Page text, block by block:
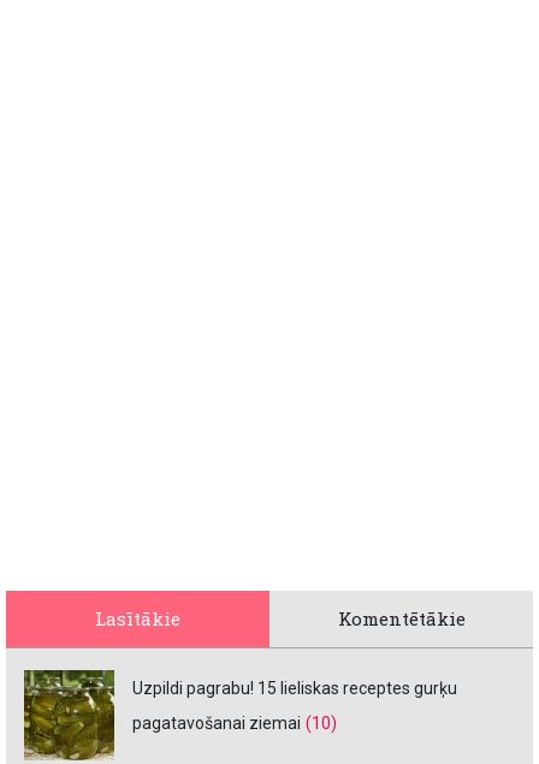
Lasītākie Komentētākie
Uzpildi pagrabu! 15 lieliskas receptes gurķu
pagatavošanai ziemai (10)